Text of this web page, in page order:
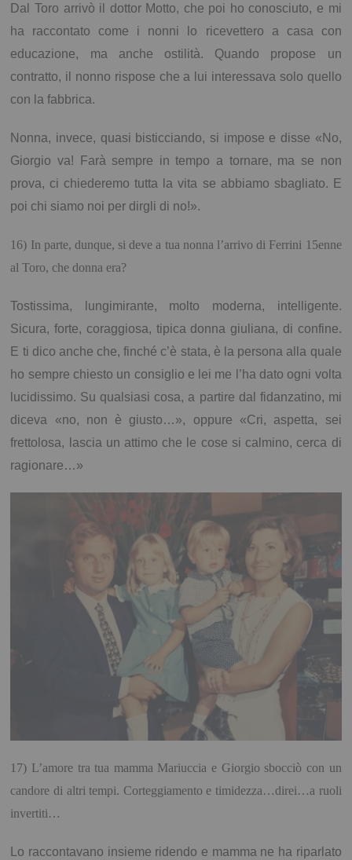
Dal Toro arrivò il dottor Motto, che poi ho conosciuto, e mi
ha raccontato come i nonni lo ricevettero a casa con
educazione, ma anche ostilità. Quando propose un
contratto, il nonno rispose che a lui interessava solo quello
con la fabbrica.
Nonna, invece, quasi bisticciando, si impose e disse «No,
Giorgio va! Farà sempre in tempo a tornare, ma se non
prova, ci chiederemo tutta la vita se abbiamo sbagliato. E
poi chi siamo noi per dirgli di no!».
16) In parte, dunque, si deve a tua nonna l’arrivo di Ferrini 15enne
al Toro, che donna era?
Tostissima, lungimirante, molto moderna, intelligente.
Sicura, forte, coraggiosa, tipica donna giuliana, di confine.
E ti dico anche che, finché c’è stata, è la persona alla quale
ho sempre chiesto un consiglio e lei me l’ha dato ogni volta
lucidissimo. Su qualsiasi cosa, a partire dal fidanzatino, mi
diceva «no, non è giusto…», oppure «Cri, aspetta, sei
frettolosa, lascia un attimo che le cose si calmino, cerca di
ragionare…»
17) L’amore tra tua mamma Mariuccia e Giorgio sbocciò con un
candore di altri tempi. Corteggiamento e timidezza…direi…a ruoli
invertiti…
Lo raccontavano insieme ridendo e mamma ne ha riparlato